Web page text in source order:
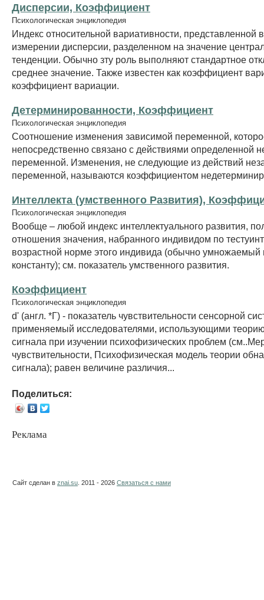
Дисперсии, Коэффициент
Психологическая энциклопедия
Индекс относительной вариативности, представленной
измерении дисперсии, разделенном на значение
тенденции. Обычно зту роль выполняют стандартное
среднее значение. Также известен как коэффициент
коэффициент вариации.
Детерминированности, Коэффициент
Психологическая энциклопедия
Соотношение изменения зависимой переменной,
непосредственно связано с действиями определенной
переменной. Изменения, не следующие из действий
переменной, называются коэффициентом
Интеллекта (умственного Развития),
Психологическая энциклопедия
Вообще – любой индекс интеллектуального развития,
отношения значения, набранного индивидом по
возрастной норме этого индивида (обычно умножаемый
константу); см. показатель умственного развития.
Коэффициент
Психологическая энциклопедия
d' (англ. *Г) - показатель чувствительности сенсорной
применяемый исследователями, использующими
сигнала при изучении психофизических проблем
чувствительности, Психофизическая модель теории
сигнала); равен величине различия...
Поделиться:
Реклама
Сайт сделан в znai.su . 2011 - 2026 Связаться с нами